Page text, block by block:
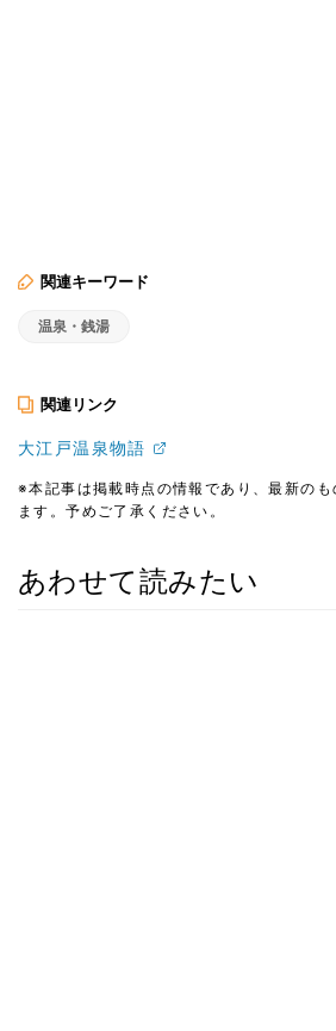
関連キーワード
温泉・銭湯
関連リンク
大江戸温泉物語
※本記事は掲載時点の情報であり、最新のも
ます。予めご了承ください。
あわせて読みたい